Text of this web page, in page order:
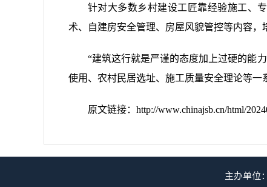
针对大多数乡村建设工匠靠经验施工、
术、自建房安全管理、房屋风貌管控等内容，
“建筑这行就是严谨的态度加上过硬的能
使用、农村民居选址、施工质量安全理论等一
原文链接： http://www.chinajsb.cn/html/
主办单位